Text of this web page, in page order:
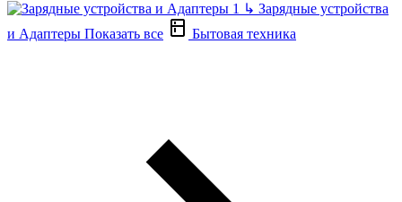
↳ Зарядные устройства
и Адаптеры Показать все Бытовая техника